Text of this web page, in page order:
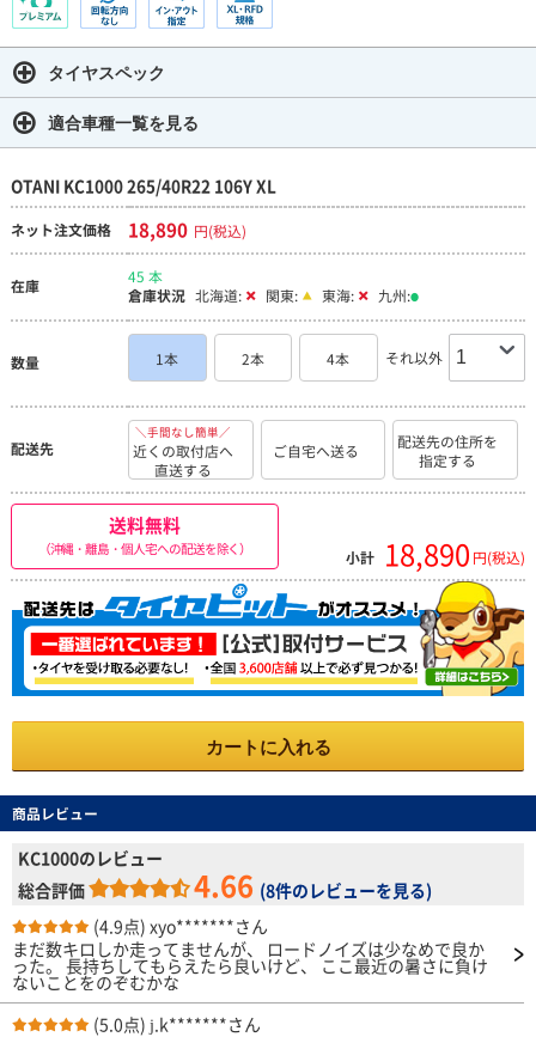
タイヤスペック
適合車種一覧を見る
OTANI KC1000 265/40R22 106Y XL
ネット注文価格 18,890 円(税込)
在庫
45 本
倉庫状況 北海道: 関東: 東海: 九州:
数量 1本 2本 4本 それ以外
配送先
＼手間なし簡単／
近くの取付店へ
直送する
ご自宅へ送る
配送先の住所を
指定する
送料無料
（沖縄・離島・個人宅への配送を除く） 小計 18,890 円(税込)
カートに入れる
商品レビュー
KC1000のレビュー
総合評価
4.66 (8件のレビューを見る)
(4.9点) xyo*******さん
まだ数キロしか走ってませんが、 ロードノイズは少なめで良か
った。 長持ちしてもらえたら良いけど、 ここ最近の暑さに負け
ないことをのぞむかな
(5.0点) j.k*******さん